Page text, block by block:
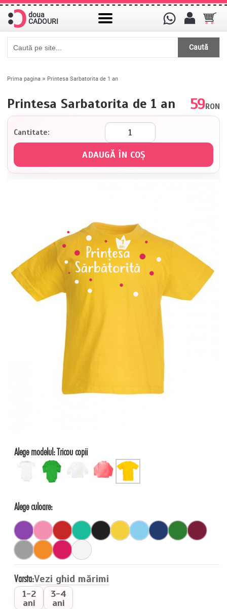
doua
CADOURI
Caută
Prima pagina » Printesa Sarbatorita de 1 an
Printesa Sarbatorita de 1 an 59RON
Cantitate:
Alege modelul:Tricou copii
Alege culoare:
Varsta:Vezi ghid mărimi
1-2
ani
3-4
ani